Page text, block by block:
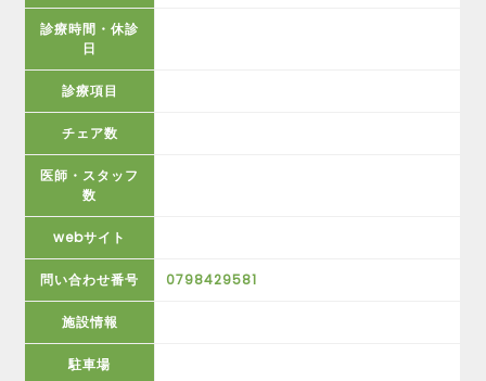
診療時間・休診
日
診療項目
チェア数
医師・スタッフ
数
webサイト
問い合わせ番号 0798429581
施設情報
駐車場